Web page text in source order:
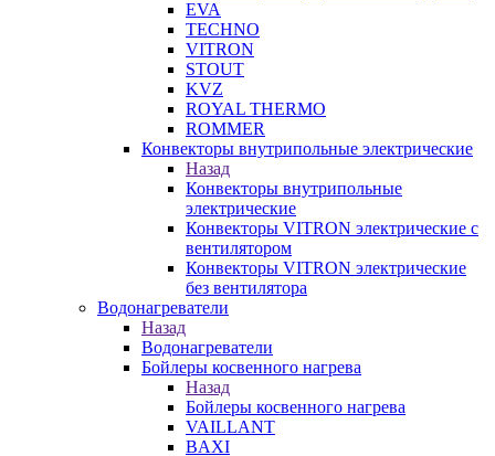
EVA
TECHNO
VITRON
STOUT
KVZ
ROYAL THERMO
ROMMER
Конвекторы внутрипольные электрические
Назад
Конвекторы внутрипольные
электрические
Конвекторы VITRON электрические с
вентилятором
Конвекторы VITRON электрические
без вентилятора
Водонагреватели
Назад
Водонагреватели
Бойлеры косвенного нагрева
Назад
Бойлеры косвенного нагрева
VAILLANT
BAXI